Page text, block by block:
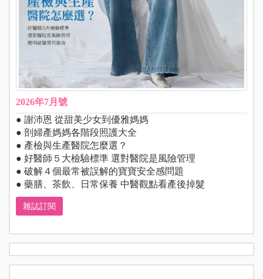
2026年7月號
● 謝沛恩 從甜美少女到優雅媽媽
● 剖婦產媽媽各階段照護大全
● 產檢與生產醫院怎麼選？
● 好醫師５大檢驗標準 選對醫院是風險管理
● 破解４個最常被誤解的寶寶安全感問題
● 藥膳、茶飲、日常保養 中醫觀點看產後掉髮
雜誌訂閱